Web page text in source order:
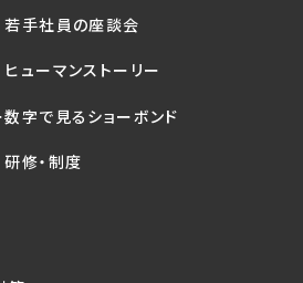
若手社員の座談会
ヒューマンストーリー
数字で見るショーボンド
研修・制度